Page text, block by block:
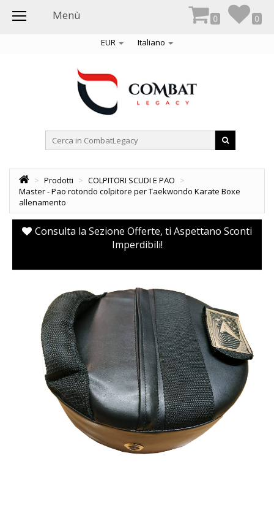
EUR Italiano
0 0
Menù
> Prodotti > COLPITORI SCUDI E PAO >
Master - Pao rotondo colpitore per Taekwondo Karate Boxe
allenamento
Consulta la Sezione Offerte, ti Aspettano Sconti
Imperdibili!